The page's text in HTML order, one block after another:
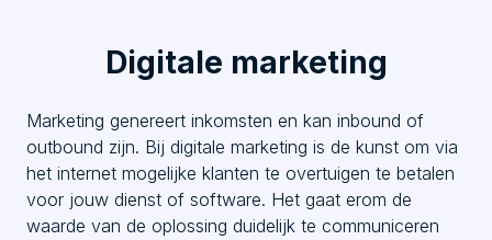
Digitale marketing
Marketing genereert inkomsten en kan inbound of
outbound zijn. Bij digitale marketing is de kunst om via
het internet mogelijke klanten te overtuigen te betalen
voor jouw dienst of software. Het gaat erom de
waarde van de oplossing duidelijk te communiceren